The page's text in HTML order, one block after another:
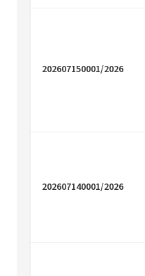
202607150001/2026
202607140001/2026